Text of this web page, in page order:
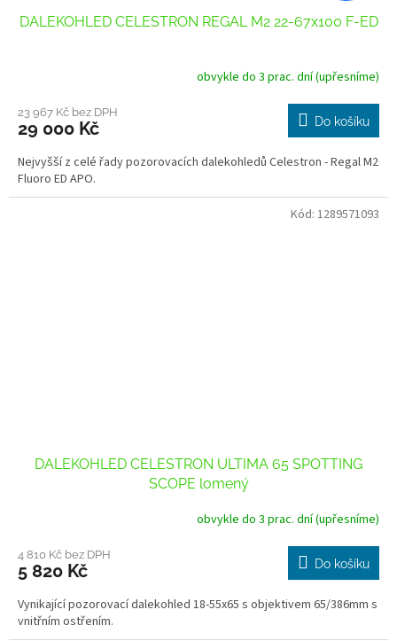
DALEKOHLED CELESTRON REGAL M2 22-67x100 F-ED
obvykle do 3 prac. dní (upřesníme)
23 967 Kč bez DPH
29 000 Kč Do košíku
Nejvyšší z celé řady pozorovacích dalekohledů Celestron - Regal M2
Fluoro ED APO.
DALEKOHLED CELESTRON ULTIMA 65 SPOTTING
SCOPE lomený
obvykle do 3 prac. dní (upřesníme)
4 810 Kč bez DPH
5 820 Kč Do košíku
Vynikající pozorovací dalekohled 18-55x65 s objektivem 65/386mm s
vnitřním ostřením.
Kód: 1289571093